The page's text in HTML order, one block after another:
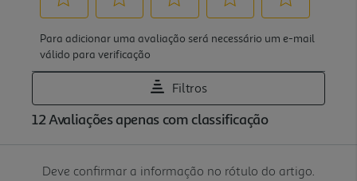
Deve confirmar a informação no rótulo do artigo.